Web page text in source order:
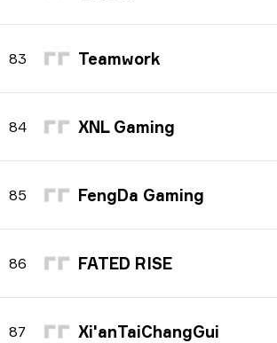
83 Teamwork
84 XNL Gaming
85 FengDa Gaming
86 FATED RISE
87 Xi'anTaiChangGui